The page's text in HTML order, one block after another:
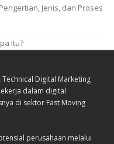
Jenis, dan Proses
Itu?
Digital Marketing
dalam digital
di sektor Fast Moving
perusahaan melalui